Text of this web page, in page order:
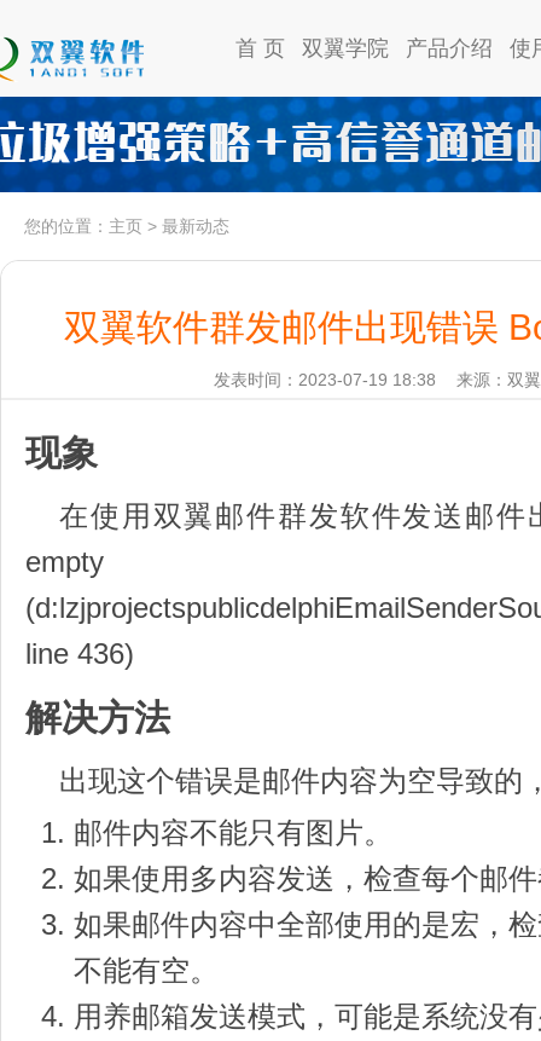
首 页 双翼学院 产品介绍 使
您的位置： 主页 > 最新动态
双翼软件群发邮件出现错误
发表时间：2023-07-19 18:38 来源：双
现象
在使用双翼邮件群发软件发送邮件
empty
line 436)
解决方法
出现这个错误是邮件内容为空导致的
邮件内容不能只有图片。
如果使用多内容发送，检查每个邮
如果邮件内容中全部使用的是宏，
不能有空。
用养邮箱发送模式，可能是系统没